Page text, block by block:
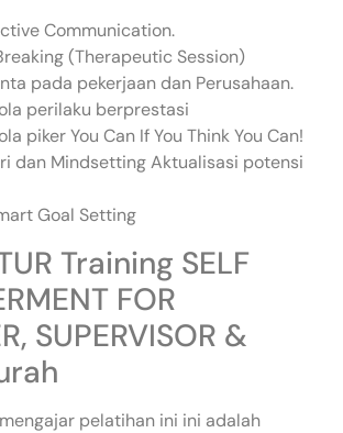
Communication.
(Therapeutic Session)
pada pekerjaan dan Perusahaan.
perilaku berprestasi
piker You Can If You Think You Can!
dan Mindsetting Aktualisasi potensi
Goal Setting
Training SELF
FOR
SUPERVISOR &
pelatihan ini ini adalah